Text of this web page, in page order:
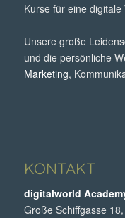
Kurse für eine digitale
Unsere große
und die persönliche
Marketing,
KONTAKT
digitalworld
Große Schiffgasse